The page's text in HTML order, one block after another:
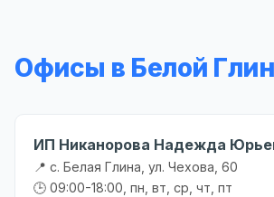
Офисы в Белой
ИП Никанорова Надежда
📍 с. Белая Глина, ул. Чехова, 60
🕒 09:00-18:00, пн, вт, ср, чт, пт